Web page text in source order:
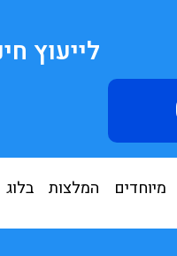
לייעוץ
מיוחדים המלצות בלוג